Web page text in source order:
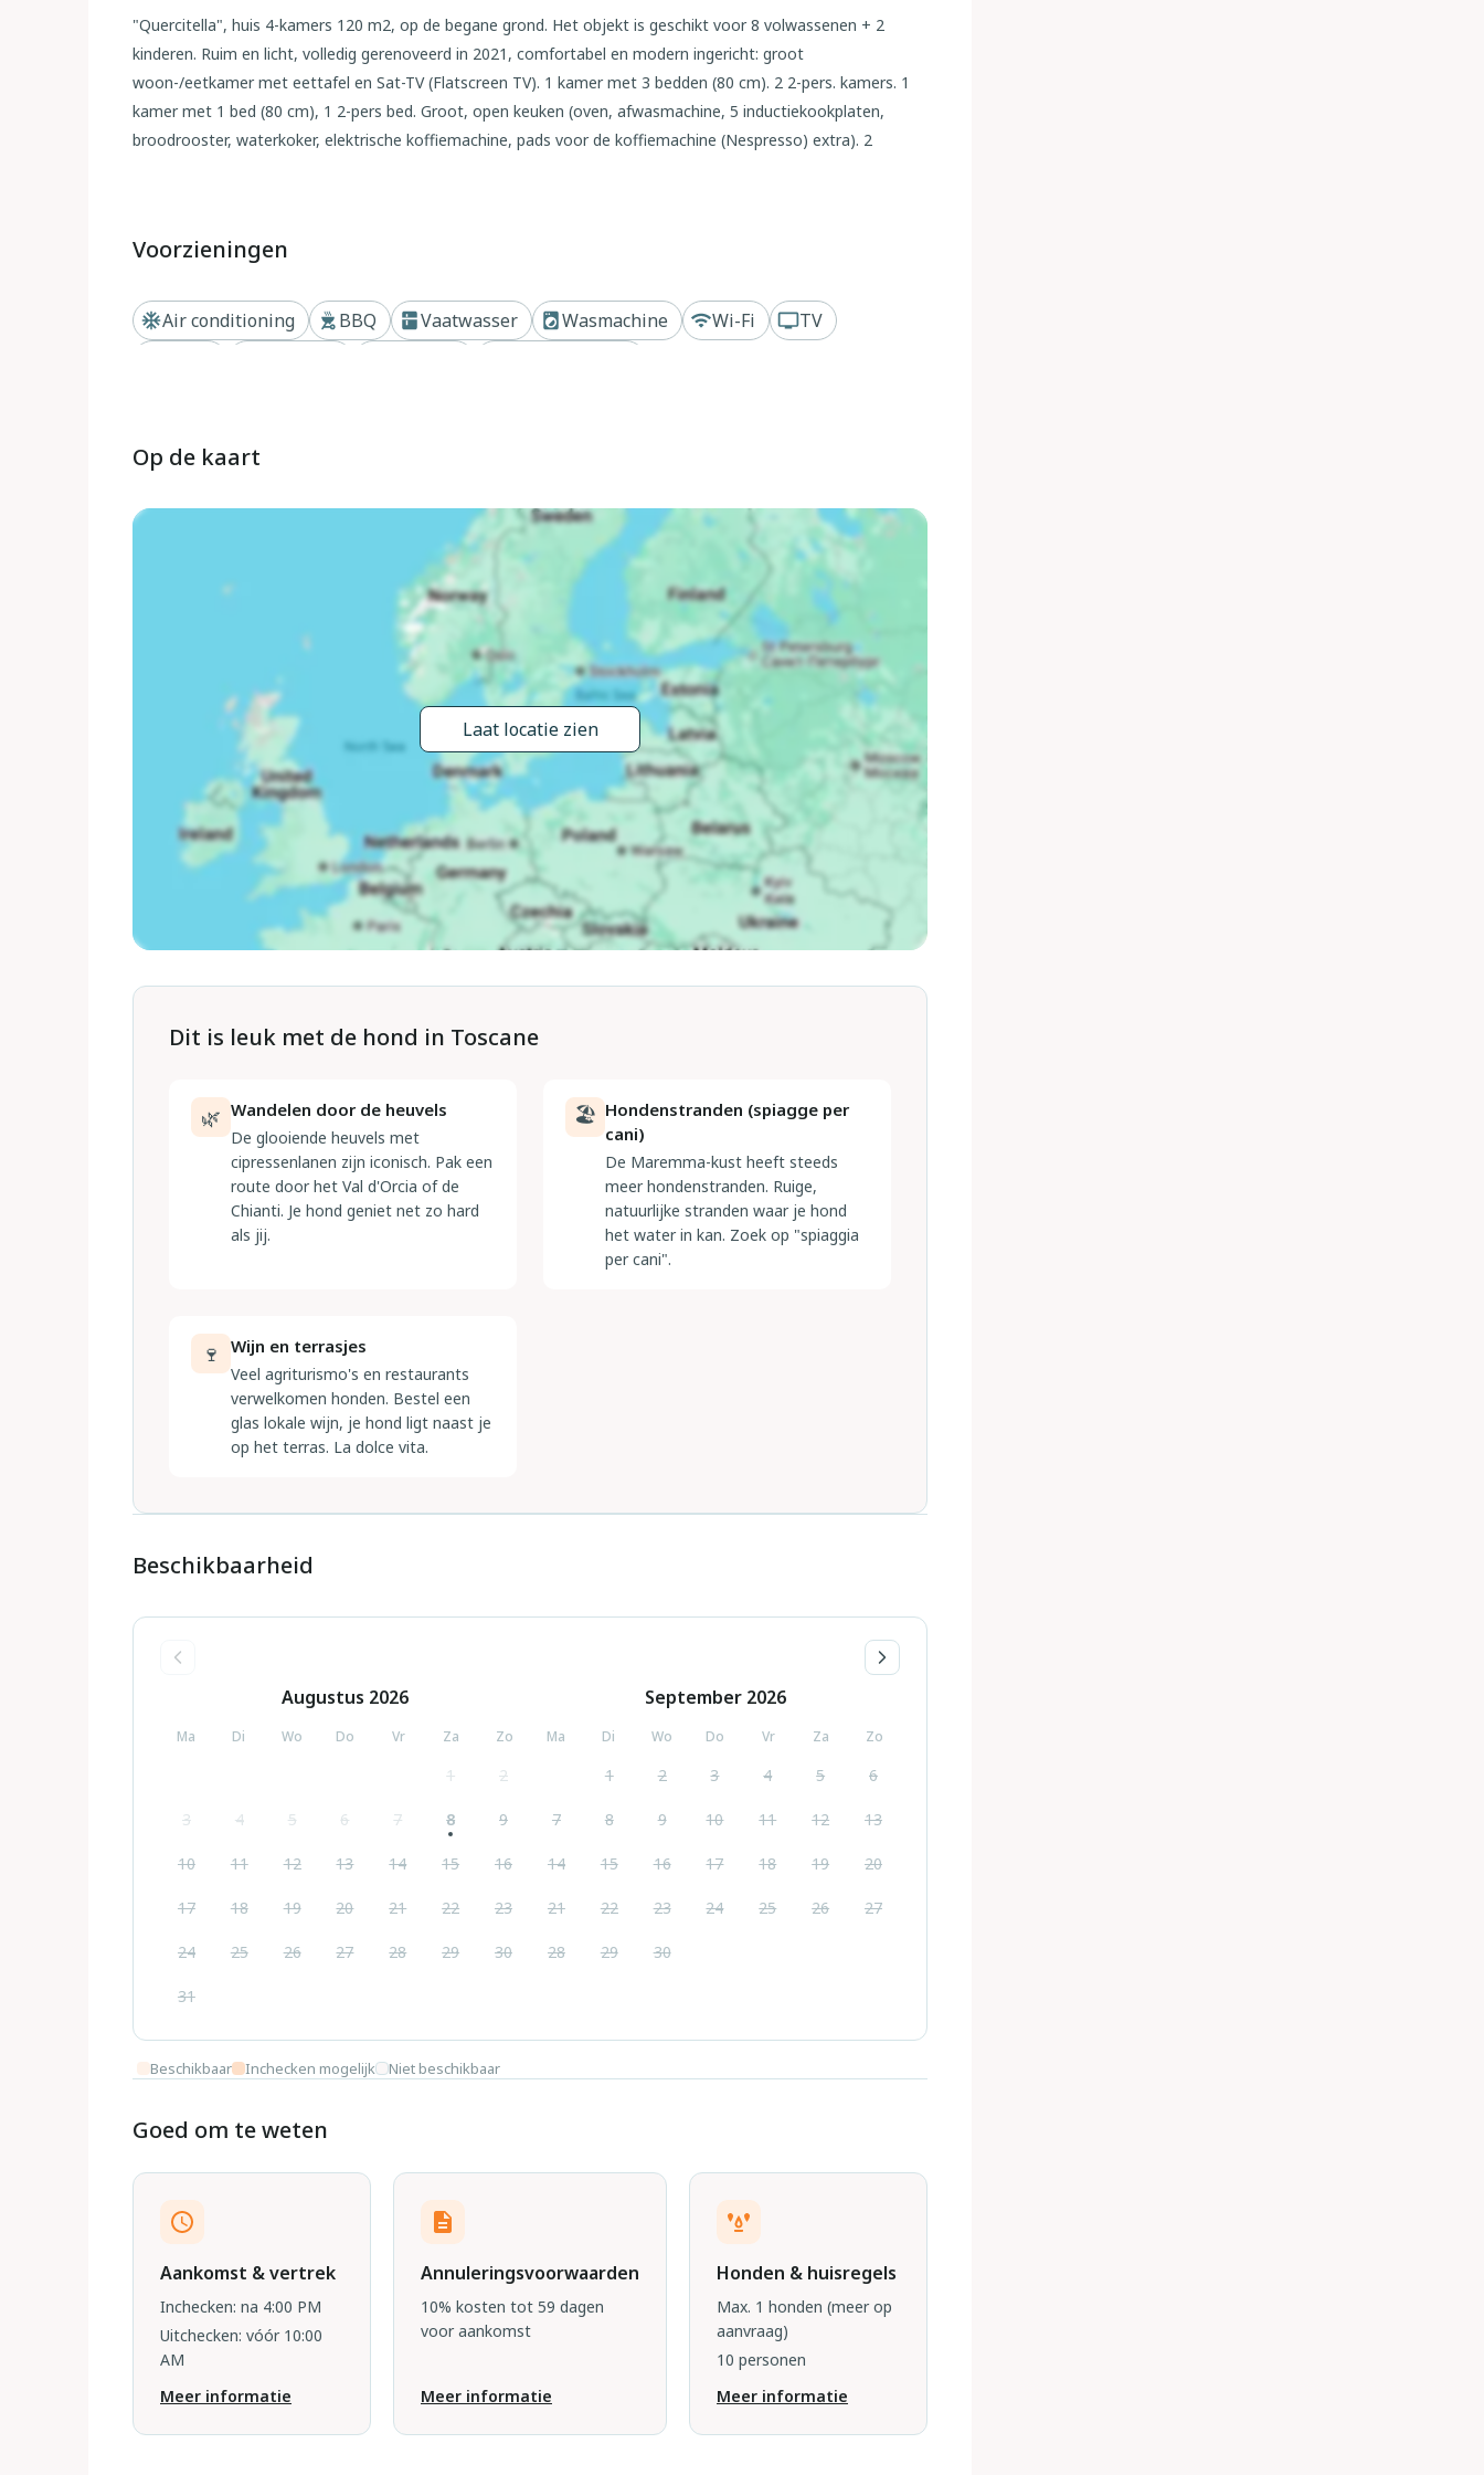
"Quercitella", huis 4-kamers 120 m2, op de begane grond. Het objekt is geschikt voor 8 volwassenen + 2
kinderen. Ruim en licht, volledig gerenoveerd in 2021, comfortabel en modern ingericht: groot
woon-/eetkamer met eettafel en Sat-TV (Flatscreen TV). 1 kamer met 3 bedden (80 cm). 2 2-pers. kamers. 1
kamer met 1 bed (80 cm), 1 2-pers bed. Groot, open keuken (oven, afwasmachine, 5 inductiekookplaten,
broodrooster, waterkoker, elektrische koffiemachine, pads voor de koffiemachine (Nespresso) extra). 2
Parkeerplaats (omheind, 4 Auto's). Geschikt voor families. Niet rokers woning. Maximaal 1 huisdier/hond
lokale belasting. Bedlinnen, handdoeken, eindschoonmaak en alle energiekosten zijn inclusief.
IT048012B5J29MYC6E
Moderne, mooi huis "La Quercitella", vrijstaand, gerenoveerd in 2021, omgeven door weiden, velden en
wijngaarden. 5 km van het centrum van Certaldo, geïsoleerde, zonnige ligging, 80 km van zee, te midden van
- 140 cm diepte, seizoensgebonden beschikbaarheid: 01.Mei. - 15.Okt.). Buitendouche, terras, tuinmeubelen,
barbecue, onderhoud zwembad door de eigenaar/tuinman. In het huis: massage (extra). Fietsverhuur.
Parkeerplaats (voor 4 auto's) op het terrein. Winkel 5 km, levensmiddelenwinkel 5 km, supermarkt 5 km,
restaurant 3 km, bakkerij 5 km, fietsverhuur 5 km, bushalte 2 km, treinstation "Certaldo" 5 km, zandstrand
"Cecina Mare" 80 km, overdekt zwembad 5 km, thermaalbad "Gambassi Terme" 14 km. Tennis 5 km, manege
1 km. Attracties in de buurt: San Gimignano 17 km, Firenze 50 km, Siena 50 km, Volterra 42 km, Pisa 80 km.
Geschikt voor families, baby uitrusting (incl.). Het objekt is geschikt voor 8 volwassenen + 2 kinderen groepen
jongeren uitsluitend op aanvraag. Geschikt voor evenementen.
Voorzieningen
Air conditioning BBQ Vaatwasser Wasmachine Wi-Fi
TV
Op de kaart
Laat locatie zien
Dit is leuk met de hond in Toscane
🌿 Wandelen door de heuvels
De glooiende heuvels met
cipressenlanen zijn iconisch. Pak een
route door het Val d'Orcia of de
Chianti. Je hond geniet net zo hard
als jij.
🏖 Hondenstranden (spiagge per
cani)
De Maremma-kust heeft steeds
meer hondenstranden. Ruige,
natuurlijke stranden waar je hond
het water in kan. Zoek op "spiaggia
per cani".
🍷 Wijn en terrasjes
Veel agriturismo's en restaurants
verwelkomen honden. Bestel een
glas lokale wijn, je hond ligt naast je
op het terras. La dolce vita.
Beschikbaarheid
Augustus 2026
Ma Di Wo Do Vr Za Zo
1 2
3 4 5 6 7 8 9
10 11 12 13 14 15 16
17 18 19 20 21 22 23
24 25 26 27 28 29 30
31
September 2026
Ma Di Wo Do Vr Za Zo
1 2 3 4 5 6
7 8 9 10 11 12 13
14 15 16 17 18 19 20
21 22 23 24 25 26 27
28 29 30
Beschikbaar Inchecken mogelijk Niet beschikbaar
Goed om te weten
Aankomst & vertrek
Inchecken: na 4:00 PM
Uitchecken: vóór 10:00
AM
Meer informatie
Annuleringsvoorwaarden
10% kosten tot 59 dagen
voor aankomst
Meer informatie
Honden & huisregels
Max. 1 honden (meer op
aanvraag)
10 personen
Meer informatie